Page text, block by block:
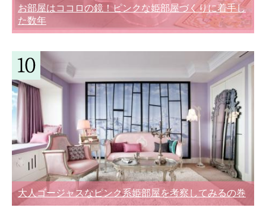
お部屋はココロの鏡！ピンクな姫部屋づくりに着手し
た数年
大人ゴージャスなピンク系姫部屋を考察してみるの巻